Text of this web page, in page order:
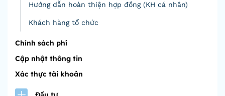
Hướng dẫn hoàn thiện hợp đồng (KH cá nhân)
Khách hàng tổ chức
Chính sách phí
Cập nhật thông tin
Xác thực tài khoản
Đầu tư